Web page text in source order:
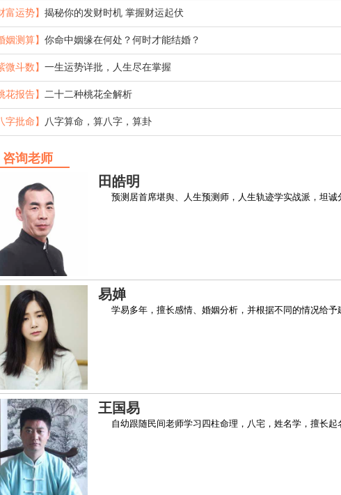
富运势】 揭秘你的发财时机 掌握财运起伏
姻测算】 你命中姻缘在何处？何时才能结婚？
微斗数】 一生运势详批，人生尽在掌握
花报告】 二十二种桃花全解析
字批命】 八字算命，算八字，算卦
咨询老师
田皓明
预测居首席堪舆、人生预测师，人生轨迹学实战派，坦诚
易婵
学易多年，擅长感情、婚姻分析，并根据不同的情况给予
王国易
自幼跟随民间老师学习四柱命理，八宅，姓名学，擅长起